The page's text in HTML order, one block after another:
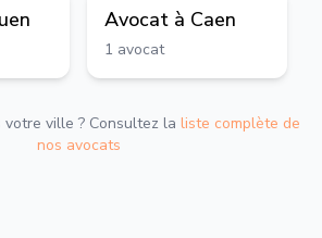
Avocat à Caen
1 avocat
ville ? Consultez la liste complète de
nos avocats